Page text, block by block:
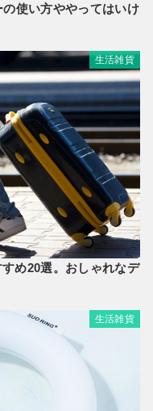
使い方ややってはいけ
生活雑貨
め20選。おしゃれなデ
生活雑貨